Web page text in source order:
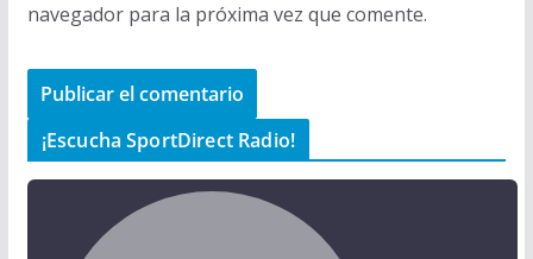
navegador para la próxima vez que comente.
¡Escucha SportDirect Radio!